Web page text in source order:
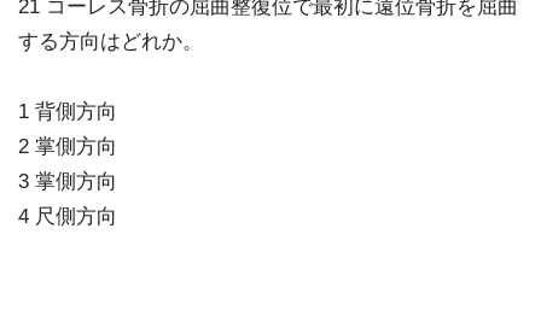
21 コーレス骨折の屈曲整復位で最初に遠位骨折を屈曲
する方向はどれか。
1 背側方向
2 掌側方向
3 掌側方向
4 尺側方向